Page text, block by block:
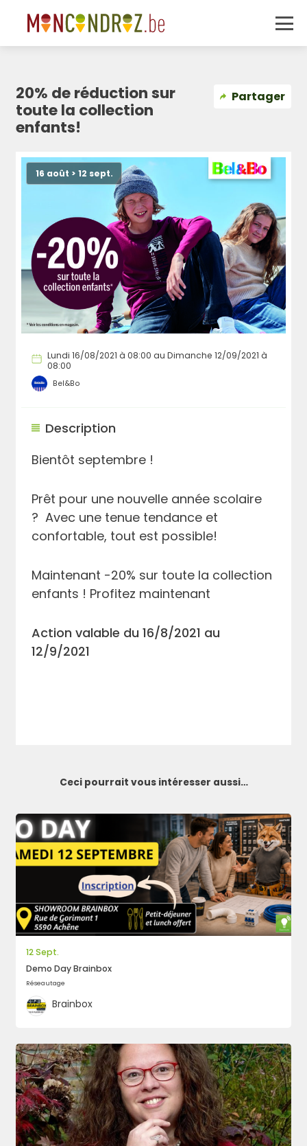
Rechercher
20% de réduction sur
toute la collection
enfants!
Partager
16 août > 12 sept.
Lundi 16/08/2021 à 08:00 au Dimanche 12/09/2021 à
08:00
Bel&Bo
Description
Bientôt septembre !
Prêt pour une nouvelle année scolaire
? Avec une tenue tendance et
confortable, tout est possible!
Maintenant -20% sur toute la collection
enfants ! Profitez maintenant
Action valable du 16/8/2021 au
12/9/2021
Ceci pourrait vous intéresser aussi…
12 Sept.
Demo Day Brainbox
Réseautage
Brainbox